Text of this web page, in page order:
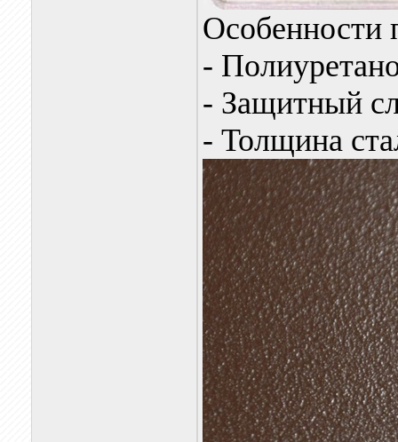
Особенности
-
- Защитный
- Толщина